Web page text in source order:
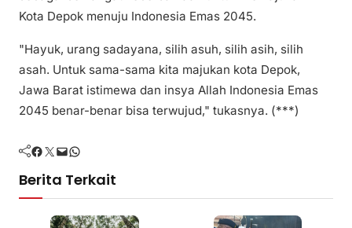
Kota Depok menuju Indonesia Emas 2045.
"Hayuk, urang sadayana, silih asuh, silih asih, silih
asah. Untuk sama-sama kita majukan kota Depok,
Jawa Barat istimewa dan insya Allah Indonesia Emas
2045 benar-benar bisa terwujud," tukasnya. (***)
Facebook Twitter Mail WhatsApp
Berita Terkait